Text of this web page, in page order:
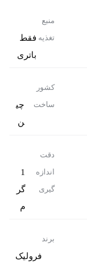
منبع
تغذیه فقط
باتری
کشور
ساخت
چی
ن
دقت
اندازه
گیری
1
گر
م
برند
فرولیک